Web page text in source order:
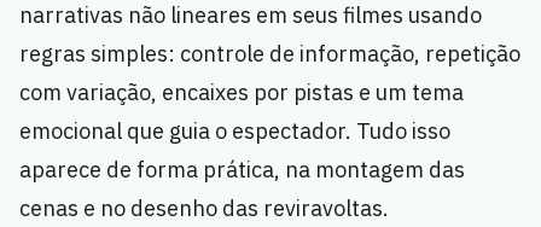
narrativas não lineares em seus filmes usando
regras simples: controle de informação, repetição
com variação, encaixes por pistas e um tema
emocional que guia o espectador. Tudo isso
aparece de forma prática, na montagem das
cenas e no desenho das reviravoltas.